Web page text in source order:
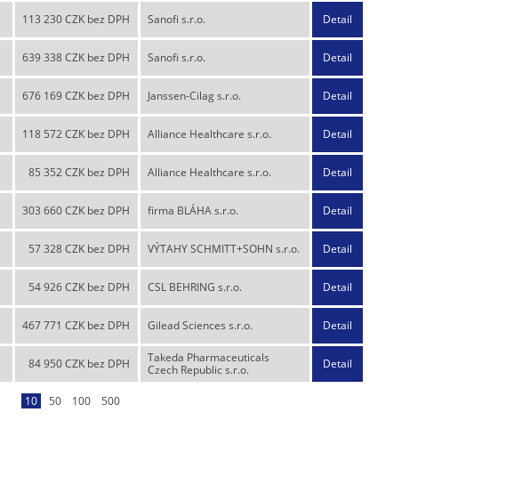
113 230 CZK bez DPH Sanofi s.r.o. Detail
639 338 CZK bez DPH Sanofi s.r.o. Detail
676 169 CZK bez DPH Janssen-Cilag s.r.o. Detail
118 572 CZK bez DPH Alliance Healthcare s.r.o. Detail
85 352 CZK bez DPH Alliance Healthcare s.r.o. Detail
303 660 CZK bez DPH firma BLÁHA s.r.o. Detail
57 328 CZK bez DPH VÝTAHY SCHMITT+SOHN s.r.o. Detail
54 926 CZK bez DPH CSL BEHRING s.r.o. Detail
467 771 CZK bez DPH Gilead Sciences s.r.o. Detail
84 950 CZK bez DPH
Takeda Pharmaceuticals
Czech Republic s.r.o.
Detail
10 50 100 500